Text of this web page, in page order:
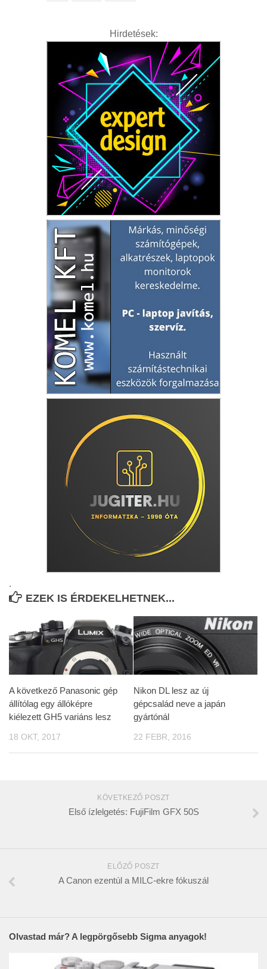
Hirdetések:
.
EZEK IS ÉRDEKELHETNEK...
A következő Panasonic gép
állítólag egy állóképre
kiélezett GH5 variáns lesz
18 OKT, 2017
Nikon DL lesz az új
gépcsalád neve a japán
gyártónál
22 FEBR, 2016
KÖVETKEZŐ POSZT
Első ízlelgetés: FujiFilm GFX 50S
ELŐZŐ POSZT
A Canon ezentúl a MILC-ekre fókuszál
Olvastad már? A legpörgősebb Sigma anyagok!